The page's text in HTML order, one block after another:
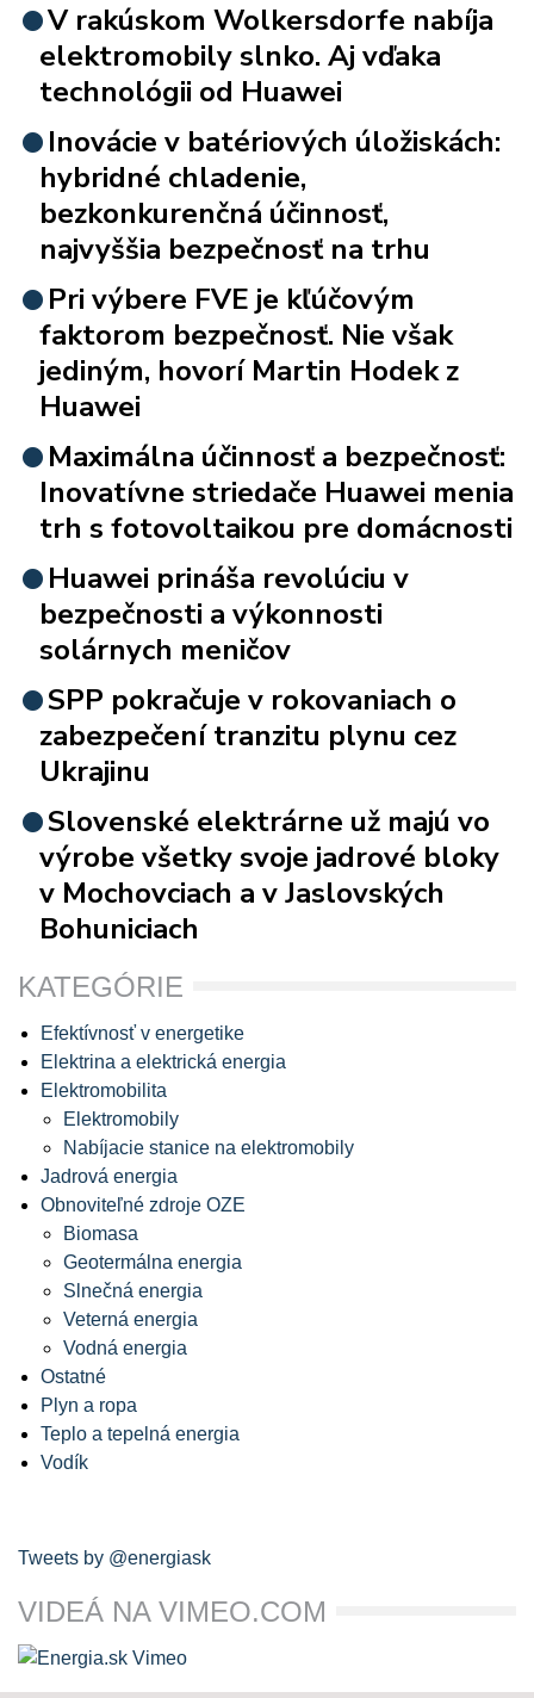
V rakúskom Wolkersdorfe nabíja
elektromobily slnko. Aj vďaka
technológii od Huawei
Inovácie v batériových úložiskách:
hybridné chladenie,
bezkonkurenčná účinnosť,
najvyššia bezpečnosť na trhu
Pri výbere FVE je kľúčovým
faktorom bezpečnosť. Nie však
jediným, hovorí Martin Hodek z
Huawei
Maximálna účinnosť a bezpečnosť:
Inovatívne striedače Huawei menia
trh s fotovoltaikou pre domácnosti
Huawei prináša revolúciu v
bezpečnosti a výkonnosti
solárnych meničov
SPP pokračuje v rokovaniach o
zabezpečení tranzitu plynu cez
Ukrajinu
Slovenské elektrárne už majú vo
výrobe všetky svoje jadrové bloky
v Mochovciach a v Jaslovských
Bohuniciach
KATEGÓRIE
Efektívnosť v energetike
Elektrina a elektrická energia
Elektromobilita
Elektromobily
Nabíjacie stanice na elektromobily
Jadrová energia
Obnoviteľné zdroje OZE
Biomasa
Geotermálna energia
Slnečná energia
Veterná energia
Vodná energia
Ostatné
Plyn a ropa
Teplo a tepelná energia
Vodík
Tweets by @energiask
VIDEÁ NA VIMEO.COM